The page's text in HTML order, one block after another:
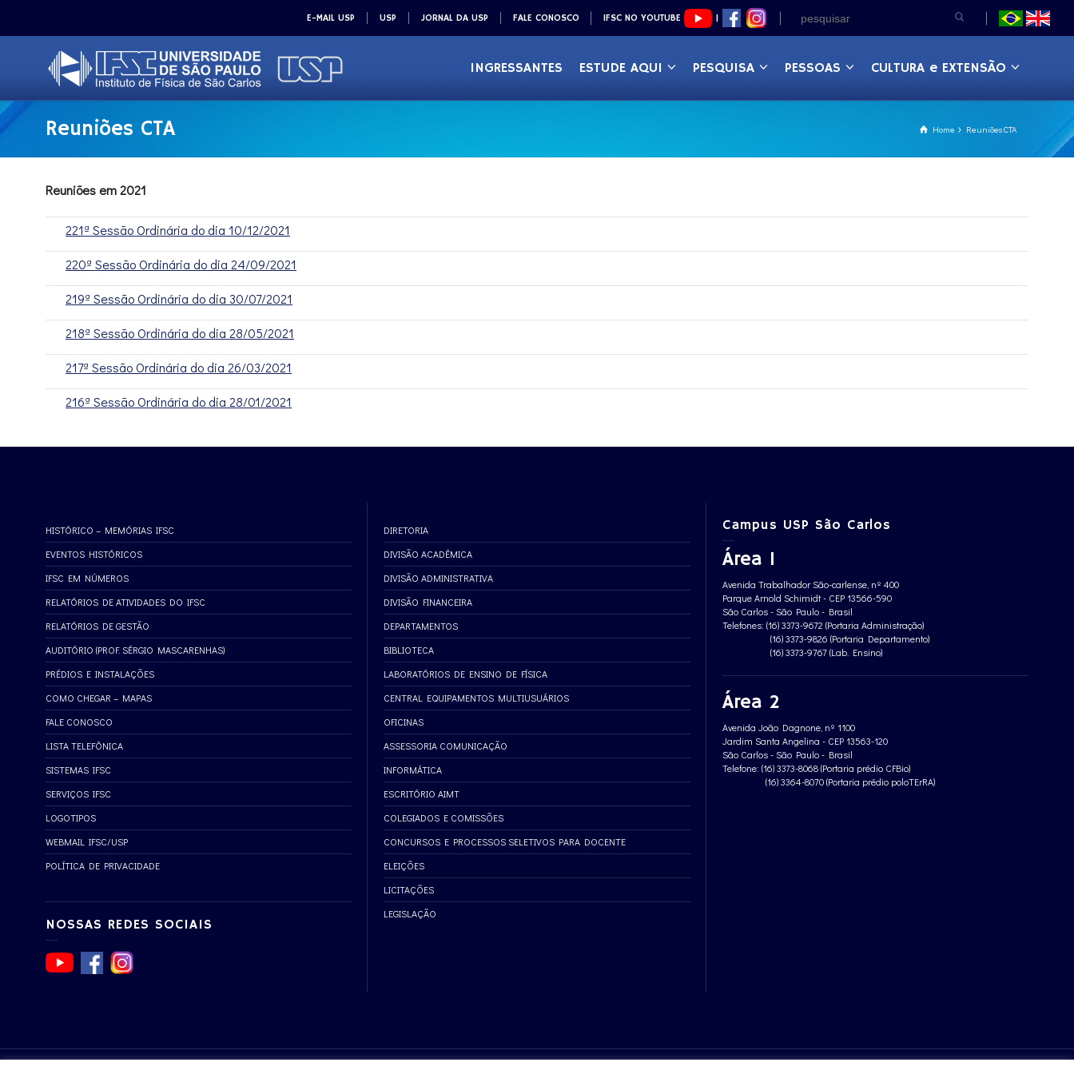
E-MAIL USP USP JORNAL DA USP FALE CONOSCO IFSC NO YOUTUBE |
INGRESSANTES ESTUDE AQUI PESQUISA PESSOAS CULTURA e EXTENSÃO
Home Reuniões CTA
Reuniões CTA
Reuniões em 2021
221ª Sessão Ordinária do dia 10/12/2021
220ª Sessão Ordinária do dia 24/09/2021
219ª Sessão Ordinária do dia 30/07/2021
218ª Sessão Ordinária do dia 28/05/2021
217ª Sessão Ordinária do dia 26/03/2021
216ª Sessão Ordinária do dia 28/01/2021
HISTÓRICO – MEMÓRIAS IFSC
EVENTOS HISTÓRICOS
IFSC EM NÚMEROS
RELATÓRIOS DE ATIVIDADES DO IFSC
RELATÓRIOS DE GESTÃO
AUDITÓRIO (PROF. SÉRGIO MASCARENHAS)
PRÉDIOS E INSTALAÇÕES
COMO CHEGAR – MAPAS
FALE CONOSCO
LISTA TELEFÔNICA
SISTEMAS IFSC
SERVIÇOS IFSC
LOGOTIPOS
WEBMAIL IFSC/USP
POLÍTICA DE PRIVACIDADE
NOSSAS REDES SOCIAIS
DIRETORIA
DIVISÃO ACADÊMICA
DIVISÃO ADMINISTRATIVA
DIVISÃO FINANCEIRA
DEPARTAMENTOS
BIBLIOTECA
LABORATÓRIOS DE ENSINO DE FÍSICA
CENTRAL EQUIPAMENTOS MULTIUSUÁRIOS
OFICINAS
ASSESSORIA COMUNICAÇÃO
INFORMÁTICA
ESCRITÓRIO AIMT
COLEGIADOS E COMISSÕES
CONCURSOS E PROCESSOS SELETIVOS PARA DOCENTE
ELEIÇÕES
LICITAÇÕES
LEGISLAÇÃO
Campus USP São Carlos
Área 1
Avenida Trabalhador São-carlense, nº 400
Parque Arnold Schimidt - CEP 13566-590
São Carlos - São Paulo - Brasil
Telefones: (16) 3373-9672 (Portaria Administração)
(16) 3373-9826 (Portaria Departamento)
(16) 3373-9767 (Lab. Ensino)
Área 2
Avenida João Dagnone, nº 1100
Jardim Santa Angelina - CEP 13563-120
São Carlos - São Paulo - Brasil
Telefone: (16) 3373-8068 (Portaria prédio CFBio)
(16) 3364-8070 (Portaria prédio poloTErRA)